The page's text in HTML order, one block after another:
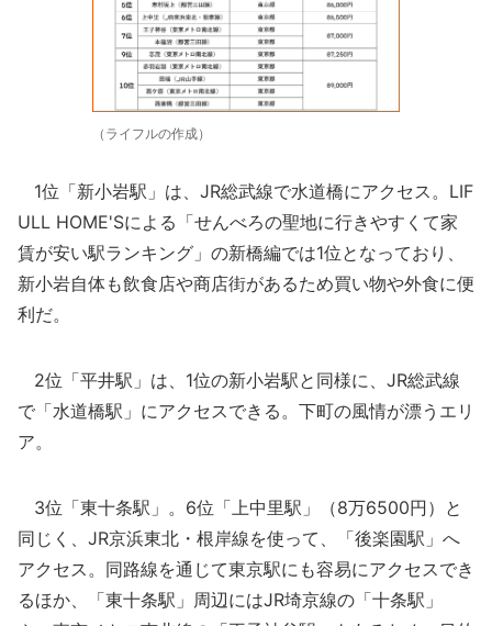
（ライフルの作成）
1位「新小岩駅」は、JR総武線で水道橋にアクセス。LIF
ULL HOME'Sによる「せんべろの聖地に行きやすくて家
賃が安い駅ランキング」の新橋編では1位となっており、
新小岩自体も飲食店や商店街があるため買い物や外食に便
利だ。
2位「平井駅」は、1位の新小岩駅と同様に、JR総武線
で「水道橋駅」にアクセスできる。下町の風情が漂うエリ
ア。
3位「東十条駅」。6位「上中里駅」（8万6500円）と
同じく、JR京浜東北・根岸線を使って、「後楽園駅」へ
アクセス。同路線を通じて東京駅にも容易にアクセスでき
るほか、「東十条駅」周辺にはJR埼京線の「十条駅」